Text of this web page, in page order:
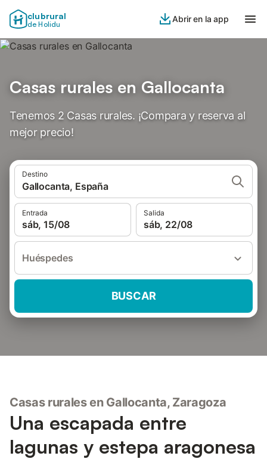
clubrural
de Holidu
Abrir en la app
Casas rurales en Gallocanta
Tenemos 2 Casas rurales. ¡Compara y reserva al
mejor precio!
Destino
Gallocanta, España
Entrada
sáb, 15/08
Salida
sáb, 22/08
Huéspedes
BUSCAR
Casas rurales en Gallocanta, Zaragoza
Una escapada entre
lagunas y estepa aragonesa